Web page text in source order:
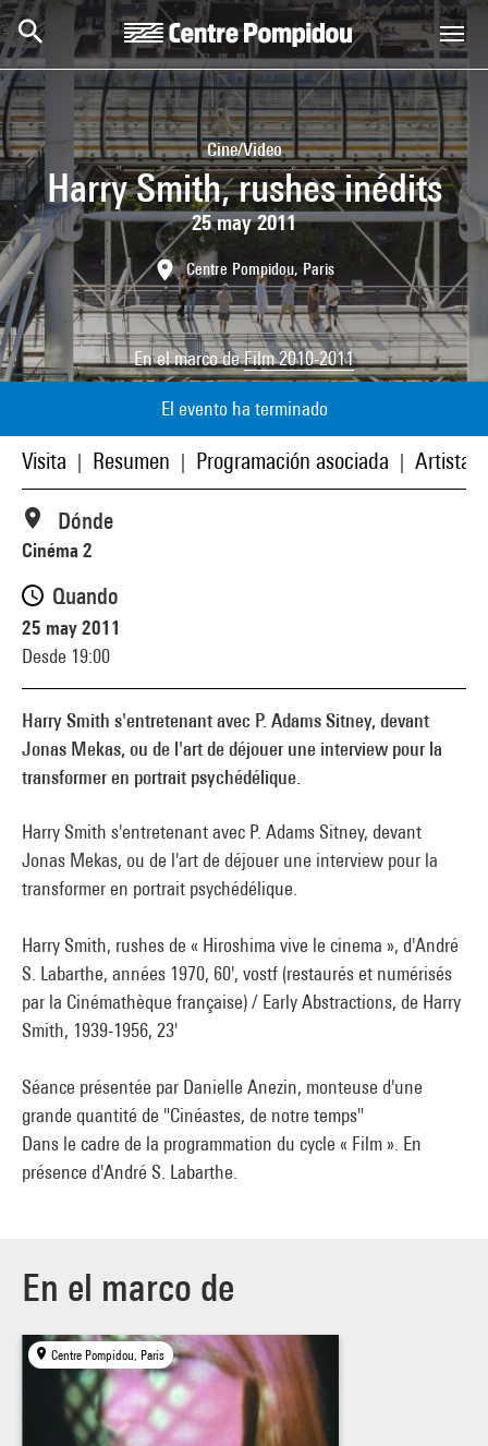
Skip to main content
Centre Pompidou
Cine/Video
Harry Smith, rushes inédits
25 may 2011
Centre Pompidou, Paris
En el marco deFilm 2010-2011
El evento ha terminado
Visita Resumen Programación asociada
Harry Smith s'entretenant avec P. Adams Sitney, devant
Jonas Mekas, ou de l'art de déjouer une interview pour la
transformer en portrait psychédélique.
Harry Smith s'entretenant avec P. Adams Sitney, devant
Jonas Mekas, ou de l'art de déjouer une interview pour la
transformer en portrait psychédélique.
Harry Smith, rushes de « Hiroshima vive le cinema », d'André
S. Labarthe, années 1970, 60', vostf (restaurés et numérisés
par la Cinémathèque française) / Early Abstractions, de Harry
Smith, 1939-1956, 23'
Séance présentée par Danielle Anezin, monteuse d'une
grande quantité de "Cinéastes, de notre temps"
Dans le cadre de la programmation du cycle « Film ». En
présence d'André S. Labarthe.
Dónde
Cinéma 2
Quando
25 may 2011
Desde 19:00
En el marco de
Centre Pompidou, Paris